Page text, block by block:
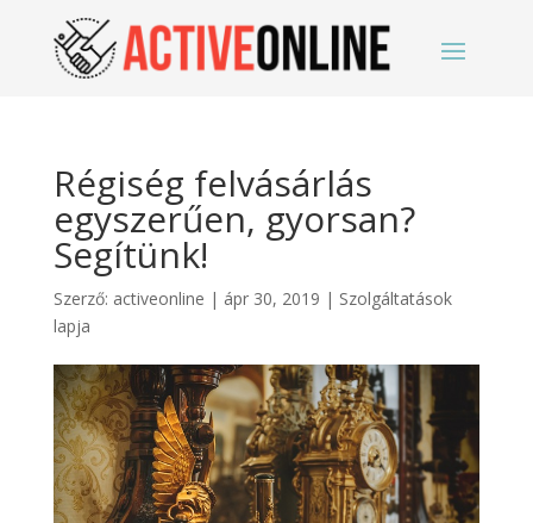
Régiség felvásárlás
egyszerűen, gyorsan?
Segítünk!
Szerző: activeonline | ápr 30, 2019 | Szolgáltatások
lapja